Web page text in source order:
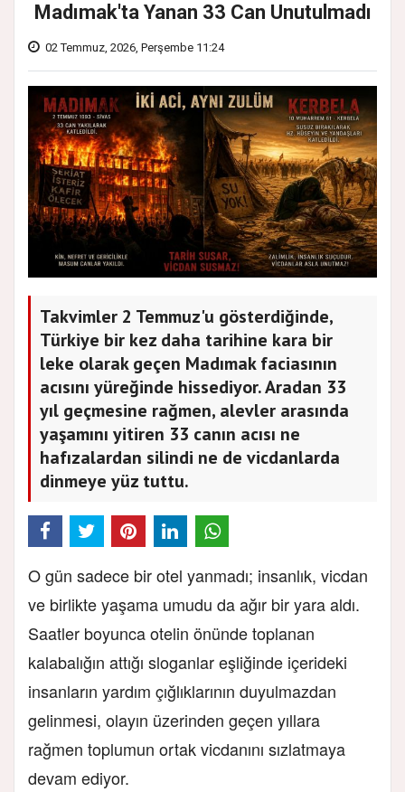
Madımak'ta Yanan 33 Can Unutulmadı
02 Temmuz, 2026, Perşembe 11:24
Takvimler 2 Temmuz'u gösterdiğinde,
Türkiye bir kez daha tarihine kara bir
leke olarak geçen Madımak faciasının
acısını yüreğinde hissediyor. Aradan 33
yıl geçmesine rağmen, alevler arasında
yaşamını yitiren 33 canın acısı ne
hafızalardan silindi ne de vicdanlarda
dinmeye yüz tuttu.
O gün sadece bir otel yanmadı; insanlık, vicdan
ve birlikte yaşama umudu da ağır bir yara aldı.
Saatler boyunca otelin önünde toplanan
kalabalığın attığı sloganlar eşliğinde içerideki
insanların yardım çığlıklarının duyulmazdan
gelinmesi, olayın üzerinden geçen yıllara
rağmen toplumun ortak vicdanını sızlatmaya
devam ediyor.